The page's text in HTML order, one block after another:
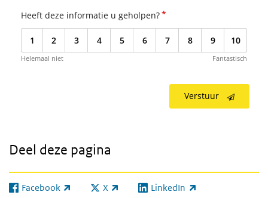
Heeft deze informatie u geholpen?*
1 2 3 4 5 6 7 8 9 10
Helemaal niet Fantastisch
Verstuur
Deel deze pagina
Facebook
(externe link) X
(externe link) LinkedIn
(externe link)